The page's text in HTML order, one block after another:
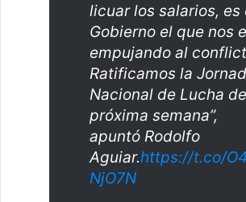
licuar los salarios, es
Gobierno el que nos
empujando al
Ratificamos la
Nacional de Lucha
próxima semana”,
apuntó Rodolfo
Aguiar.https://t.co/
NjO7N